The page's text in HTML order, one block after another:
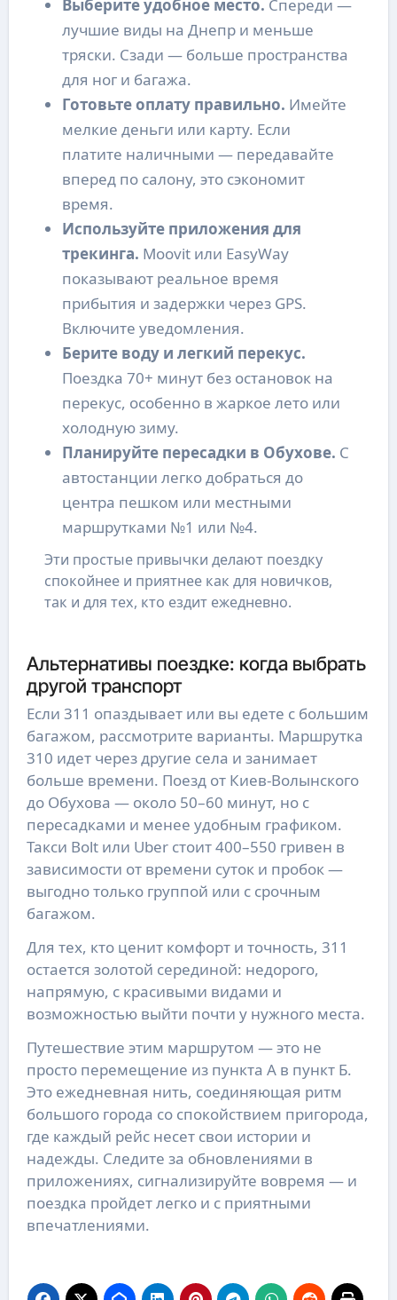
Выберите удобное место. Спереди —
лучшие виды на Днепр и меньше
тряски. Сзади — больше пространства
для ног и багажа.
Готовьте оплату правильно. Имейте
мелкие деньги или карту. Если
платите наличными — передавайте
вперед по салону, это сэкономит
время.
Используйте приложения для
трекинга. Moovit или EasyWay
показывают реальное время
прибытия и задержки через GPS.
Включите уведомления.
Берите воду и легкий перекус.
Поездка 70+ минут без остановок на
перекус, особенно в жаркое лето или
холодную зиму.
Планируйте пересадки в Обухове. С
автостанции легко добраться до
центра пешком или местными
маршрутками №1 или №4.
Эти простые привычки делают поездку
спокойнее и приятнее как для новичков,
так и для тех, кто ездит ежедневно.
Альтернативы поездке: когда выбрать
другой транспорт
Если 311 опаздывает или вы едете с большим
багажом, рассмотрите варианты. Маршрутка
310 идет через другие села и занимает
больше времени. Поезд от Киев-Волынского
до Обухова — около 50–60 минут, но с
пересадками и менее удобным графиком.
Такси Bolt или Uber стоит 400–550 гривен в
зависимости от времени суток и пробок —
выгодно только группой или с срочным
багажом.
Для тех, кто ценит комфорт и точность, 311
остается золотой серединой: недорого,
напрямую, с красивыми видами и
возможностью выйти почти у нужного места.
Путешествие этим маршрутом — это не
просто перемещение из пункта А в пункт Б.
Это ежедневная нить, соединяющая ритм
большого города со спокойствием пригорода,
где каждый рейс несет свои истории и
надежды. Следите за обновлениями в
приложениях, сигнализируйте вовремя — и
поездка пройдет легко и с приятными
впечатлениями.